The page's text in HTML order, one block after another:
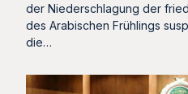
der Niederschlagung der
des Arabischen Frühlings
die…